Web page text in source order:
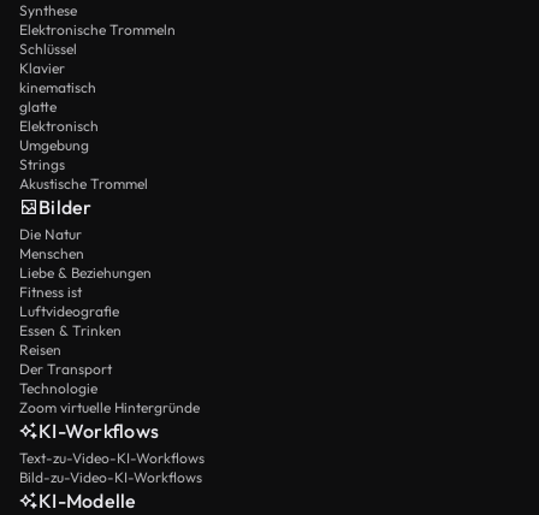
Synthese
Elektronische Trommeln
Schlüssel
Klavier
kinematisch
glatte
Elektronisch
Umgebung
Strings
Akustische Trommel
Bilder
Die Natur
Menschen
Liebe & Beziehungen
Fitness ist
Luftvideografie
Essen & Trinken
Reisen
Der Transport
Technologie
Zoom virtuelle Hintergründe
KI-Workflows
Text-zu-Video-KI-Workflows
Bild-zu-Video-KI-Workflows
KI-Modelle